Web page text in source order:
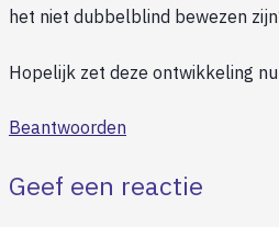
het niet dubbelblind bewezen
Hopelijk zet deze ontwikkeling
Beantwoorden
Geef een reactie